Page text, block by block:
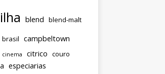
blend blend-malt
brasil campbeltown
cinema citrico couro
especiarias